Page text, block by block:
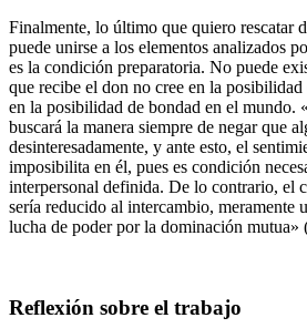
Finalmente, lo último que quiero rescatar
puede unirse a los elementos analizados
es la condición preparatoria. No puede
que recibe el don no cree en la posibilidad
en la posibilidad de bondad en el mundo.
buscará la manera siempre de negar que
desinteresadamente, y ante esto, el
imposibilita en él, pues es condición
interpersonal definida. De lo contrario, el
sería reducido al intercambio,
lucha de poder por la dominación mutua»
Reflexión sobre el trabajo